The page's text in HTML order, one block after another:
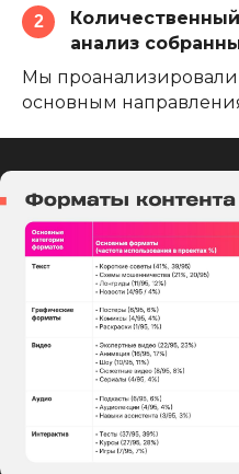
2
анализ
Мы проанализировали
основным